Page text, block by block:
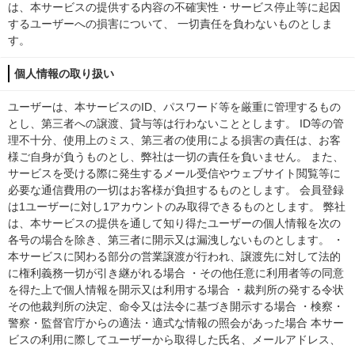
は、本サービスの提供する内容の不確実性・サービス停止等に起因
するユーザーへの損害について、 一切責任を負わないものとしま
す。
個人情報の取り扱い
ユーザーは、本サービスのID、パスワード等を厳重に管理するもの
とし、第三者への譲渡、貸与等は行わないこととします。 ID等の管
理不十分、使用上のミス、第三者の使用による損害の責任は、お客
様ご自身が負うものとし、弊社は一切の責任を負いません。 また、
サービスを受ける際に発生するメール受信やウェブサイト閲覧等に
必要な通信費用の一切はお客様が負担するものとします。 会員登録
は1ユーザーに対し1アカウントのみ取得できるものとします。 弊社
は、本サービスの提供を通して知り得たユーザーの個人情報を次の
各号の場合を除き、第三者に開示又は漏洩しないものとします。 ・
本サービスに関わる部分の営業譲渡が行われ、譲渡先に対して法的
に権利義務一切が引き継がれる場合 ・その他任意に利用者等の同意
を得た上で個人情報を開示又は利用する場合 ・裁判所の発する令状
その他裁判所の決定、命令又は法令に基づき開示する場合 ・検察・
警察・監督官庁からの適法・適式な情報の照会があった場合 本サー
ビスの利用に際してユーザーから取得した氏名、メールアドレス、